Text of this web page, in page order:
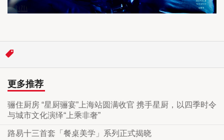
更多推荐
骊住厨房 “星厨骊宴”上海站圆满收官 携手星厨，以四季时令
与城市文化演绎“上乘非奢”
路易十三首套「餐桌美学」系列正式揭晓